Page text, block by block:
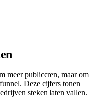
meer publiceren, maar om
Deze cijfers tonen
steken laten vallen.